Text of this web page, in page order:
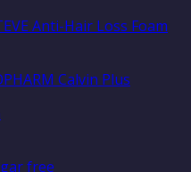
Anti-Hair Loss Foam